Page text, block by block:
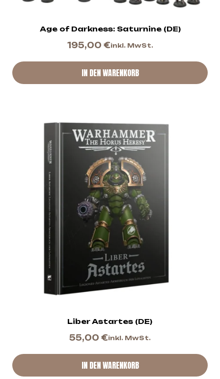
Age of Darkness: Saturnine (DE)
195,00 €inkl. MwSt.
IN DEN WARENKORB
Liber Astartes (DE)
55,00 €inkl. MwSt.
IN DEN WARENKORB